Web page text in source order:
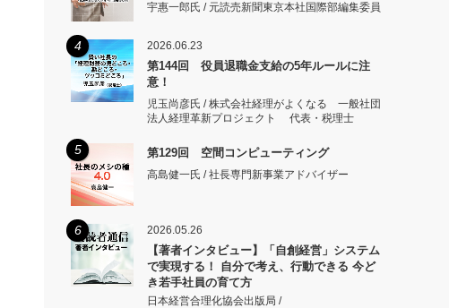
宇惠一郎氏 / 元読売新聞東京本社国際部編集委員
4 2026.06.23
第144回 役員退職金支給の5年ルールに注
意！
児玉尚彦氏 / 株式会社経理がよくなる 一般社団
法人経理革新プロジェクト 代表・税理士
5 第129回 空間コンピューティング
高島健一氏 / 社長専門新事業アドバイザー
6 2026.05.26
【著者インタビュー】「自創経営」システム
で実現する！ 自分で考え、行動できる 今ど
き若手社員の育て方
日本経営合理化協会出版局 /